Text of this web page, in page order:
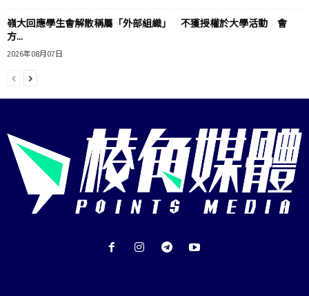
嶺大回應學生會解散稱屬「外部組織」 不獲授權於大學活動 會
方...
2026年08月07日